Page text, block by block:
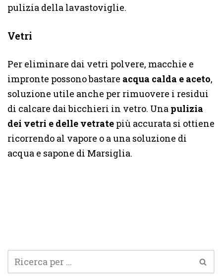
pulizia della lavastoviglie.
Vetri
Per eliminare dai vetri polvere, macchie e
impronte possono bastare acqua calda e aceto,
soluzione utile anche per rimuovere i residui
di calcare dai bicchieri in vetro. Una pulizia
dei vetri e delle vetrate più accurata si ottiene
ricorrendo al vapore o a una soluzione di
acqua e sapone di Marsiglia.